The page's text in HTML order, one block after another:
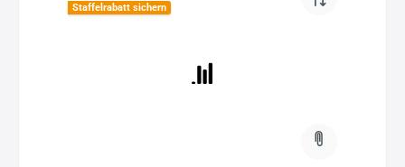
Staffelrabatt sichern